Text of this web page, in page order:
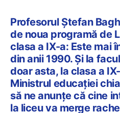
Profesorul Ștefan
de noua programă de
clasa a IX-a: Este mai
din anii 1990. Și la
doar asta, la clasa a
Ministrul educației
să ne anunțe că cine
la liceu va merge